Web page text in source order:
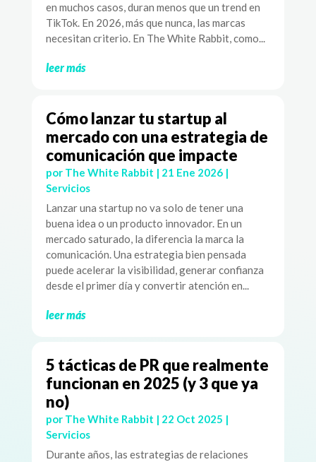
en muchos casos, duran menos que un trend en
TikTok. En 2026, más que nunca, las marcas
necesitan criterio. En The White Rabbit, como...
leer más
Cómo lanzar tu startup al
mercado con una estrategia de
comunicación que impacte
por The White Rabbit | 21 Ene 2026|
Servicios
Lanzar una startup no va solo de tener una
buena idea o un producto innovador. En un
mercado saturado, la diferencia la marca la
comunicación. Una estrategia bien pensada
puede acelerar la visibilidad, generar confianza
desde el primer día y convertir atención en...
leer más
5 tácticas de PR que realmente
funcionan en 2025 (y 3 que ya
no)
por The White Rabbit | 22 Oct 2025 |
Servicios
Durante años, las estrategias de relaciones